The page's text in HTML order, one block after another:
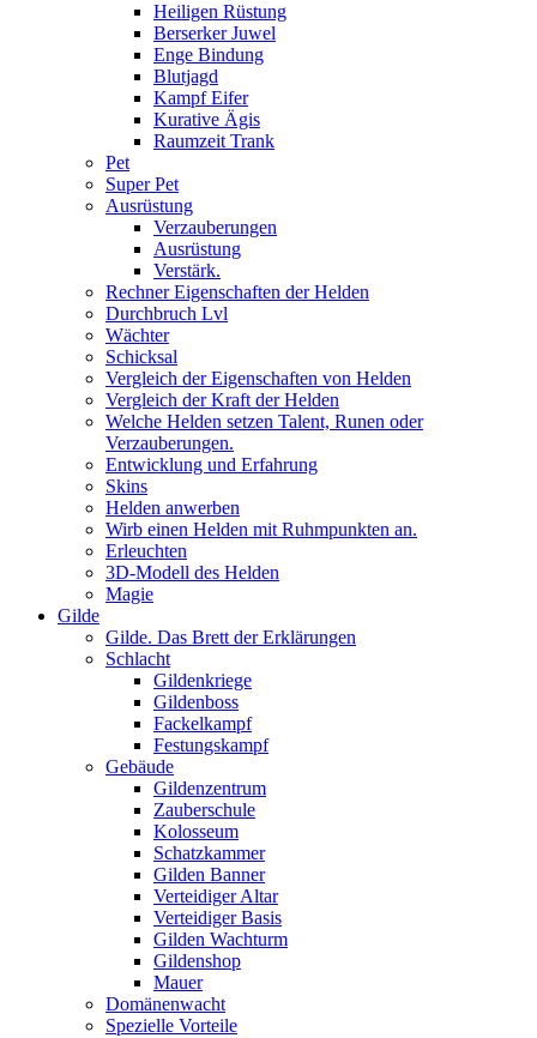
Heiligen Rüstung
Berserker Juwel
Enge Bindung
Blutjagd
Kampf Eifer
Kurative Ägis
Raumzeit Trank
Pet
Super Pet
Ausrüstung
Verzauberungen
Ausrüstung
Verstärk.
Rechner Eigenschaften der Helden
Durchbruch Lvl
Wächter
Schicksal
Vergleich der Eigenschaften von Helden
Vergleich der Kraft der Helden
Welche Helden setzen Talent, Runen oder
Verzauberungen.
Entwicklung und Erfahrung
Skins
Helden anwerben
Wirb einen Helden mit Ruhmpunkten an.
Erleuchten
3D-Modell des Helden
Magie
Gilde
Gilde. Das Brett der Erklärungen
Schlacht
Gildenkriege
Gildenboss
Fackelkampf
Festungskampf
Gebäude
Gildenzentrum
Zauberschule
Kolosseum
Schatzkammer
Gilden Banner
Verteidiger Altar
Verteidiger Basis
Gilden Wachturm
Gildenshop
Mauer
Domänenwacht
Spezielle Vorteile